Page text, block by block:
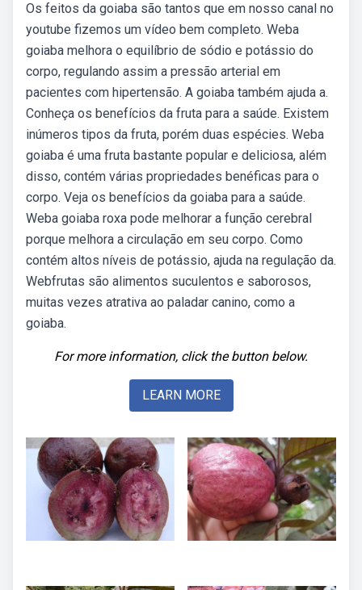
Os feitos da goiaba são tantos que em nosso canal no
youtube fizemos um vídeo bem completo. Weba
goiaba melhora o equilíbrio de sódio e potássio do
corpo, regulando assim a pressão arterial em
pacientes com hipertensão. A goiaba também ajuda a.
Conheça os benefícios da fruta para a saúde. Existem
inúmeros tipos da fruta, porém duas espécies. Weba
goiaba é uma fruta bastante popular e deliciosa, além
disso, contém várias propriedades benéficas para o
corpo. Veja os benefícios da goiaba para a saúde.
Weba goiaba roxa pode melhorar a função cerebral
porque melhora a circulação em seu corpo. Como
contém altos níveis de potássio, ajuda na regulação da.
Webfrutas são alimentos suculentos e saborosos,
muitas vezes atrativa ao paladar canino, como a
goiaba.
For more information, click the button below.
LEARN MORE